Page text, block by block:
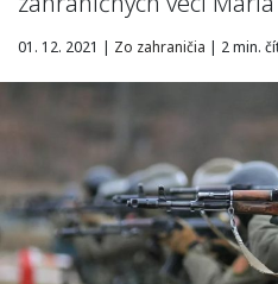
01. 12. 2021 | Zo zahraničia | 2 min.